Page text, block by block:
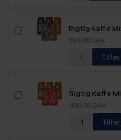
Rigtig Kaffe
599,95 DKK
Tilføj
Rigtig Kaffe
499,95 DKK
Tilføj